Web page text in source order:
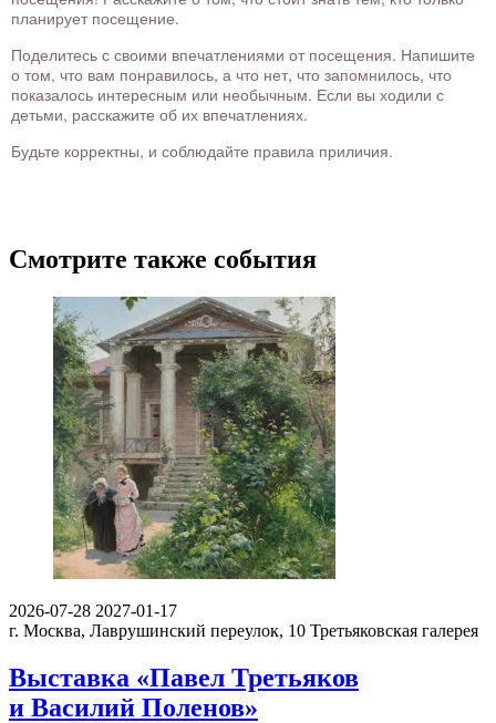
планирует посещение.
Поделитесь с своими впечатлениями от посещения. Напишите
о том, что вам понравилось, а что нет, что запомнилось, что
показалось интересным или необычным. Если вы ходили с
детьми, расскажите об их впечатлениях.
Будьте корректны, и соблюдайте правила приличия.
Смотрите также события
2026-07-28 2027-01-17
г. Москва, Лаврушинский переулок, 10 Третьяковская галерея
Выставка «Павел Третьяков
и Василий Поленов»